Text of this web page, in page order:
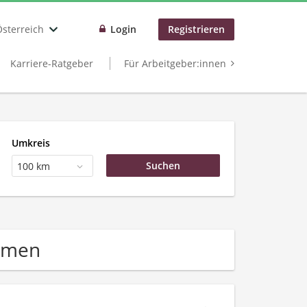
Login Registrieren
Karriere-Ratgeber Für Arbeitgeber:innen
Umkreis
100 km